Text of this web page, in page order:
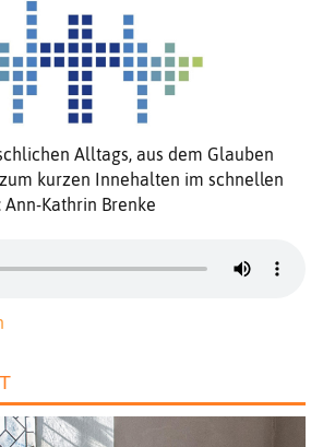
Alltags, aus dem Glauben
kurzen Innehalten im schnellen
Kathrin Brenke